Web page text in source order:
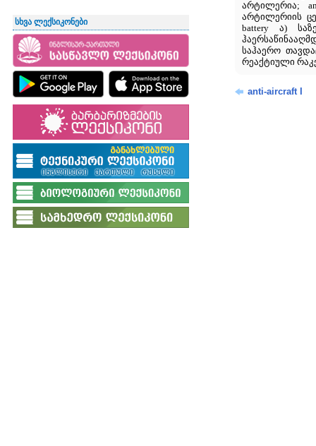
სხვა ლექსიკონები
არტილერია;
არტილერიის
battery ა)
საჰაერო
რეაქტიული
anti-aircraft I